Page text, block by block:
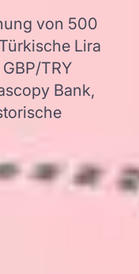
von 500
Lira
TRY
Bank,